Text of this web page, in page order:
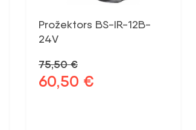
Prožektors BS-IR-12B-
24V
75,50€
Sākotnējā
60,50 €